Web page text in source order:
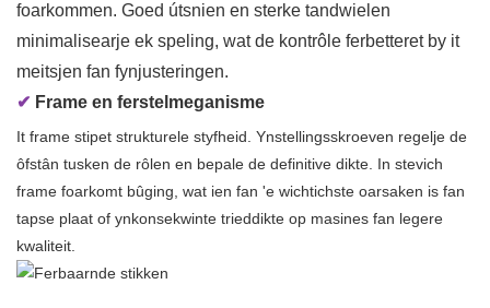
foarkommen. Goed útsnien en sterke tandwielen
minimalisearje ek speling, wat de kontrôle ferbetteret by it
meitsjen fan fynjusteringen.
✔ Frame en ferstelmeganisme
It frame stipet strukturele styfheid. Ynstellingsskroeven regelje de
ôfstân tusken de rôlen en bepale de definitive dikte. In stevich
frame foarkomt bûging, wat ien fan 'e wichtichste oarsaken is fan
tapse plaat of ynkonsekwinte trieddikte op masines fan legere
kwaliteit.